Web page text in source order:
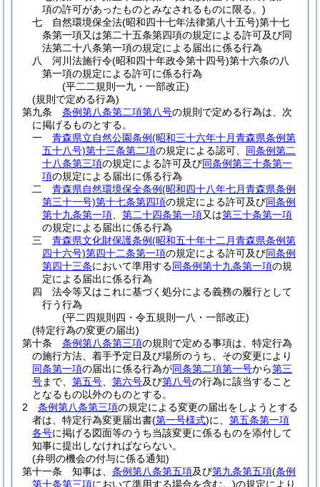
項の許可があったものとみなされるものに限る。)
七
自然環境保全法(昭和四十七年法律第八十五号)第十七
条第一項又は第二十五条第四項の規定による許可及び同
法第二十八条第一項の規定による届出に係る行為
八
河川法施行令(昭和四十年政令第十四号)第十六条の八
第一項の規定による許可に係る行為
(平二二規則一九・一部改正)
(規則で定める行為)
第九条
条例第八条第二項第八号の規則で定める行為は、次
に掲げるものとする。
一
青森県立自然公園条例(昭和三十六年十月青森県条例第
五十八号)第十三条第二項の規定による認可、 同条例第二
十八条第三項の規定による許可及び同条例第三十条第一
項の規定による届出に係る行為
二
青森県自然環境保全条例(昭和四十八年七月青森県条例
第三十一号)第十七条第四項の規定による許可及び同条例
第十九条第一項
第二十四条第一項又は第三十条第一項
の規定による届出に係る行為
三
青森県文化財保護条例(昭和五十年十二月青森県条例第
四十六号)第四十二条第一項の規定による許可及び同条例
第四十三条において準用する同条例第十九条第一項の規
定による届出に係る行為
四
法令等又はこれに基づく処分による義務の履行として
行う行為
(平二四規則四・令五規則一八・一部改正)
(特定行為の変更の届出)
第十条
条例第八条第三項の規則で定める事項は、特定行為
の施行方法、着手予定日及び場所のうち、その変更により
同条第一項の届出に係る行為が同条第二項第一号から第三
号まで、 第五号 第六号及び第八号の行為に該当すること
となるもの以外のものとする。
2
条例第八条第三項の規定による変更の届出をしようとする
者は、特定行為変更届出書(第一号様式)に、 第五条第一項
各号に掲げる図面等のうち当該変更に係るものを添付して
知事に提出しなければならない。
(弁明の機会の付与に係る通知)
第十一条
知事は、 条例第八条第五項及び第九条第五項(条例
第十条第三項において準用する場合を含む。)の規定により